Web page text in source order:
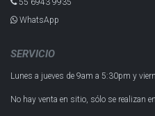
55 6943 993​5
WhatsApp
SERVICIO
Lunes a jueves de 9am a 5:30pm y
No hay venta en sitio, sólo se realizan